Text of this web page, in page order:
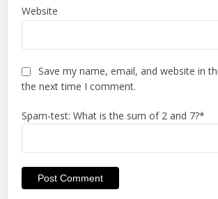
Website
Save my name, email, and website in
the next time I comment.
Spam-test: What is the sum of 2 and 7?*